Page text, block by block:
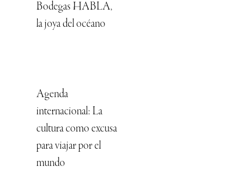
Bodegas HABLA,
la joya del océano
Agenda
internacional: La
cultura como excusa
para viajar por el
mundo